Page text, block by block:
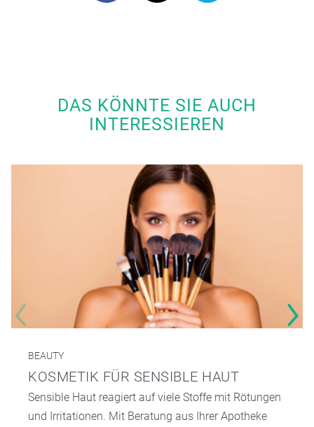
DAS KÖNNTE SIE AUCH
INTERESSIEREN
BEAUTY
KOSMETIK FÜR SENSIBLE HAUT
Sensible Haut reagiert auf viele Stoffe mit Rötungen
und Irritationen. Mit Beratung aus Ihrer Apotheke